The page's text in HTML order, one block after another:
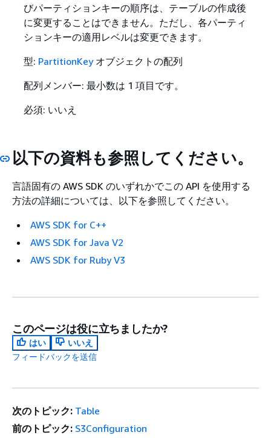
びパーティションキーの順序は、テーブルの作成後
に変更することはできません。ただし、各パーティ
ションキーの適用レベルは変更できます。
型: PartitionKeyオブジェクトの配列
配列メンバー: 最小数は 1 項目です。
必須: いいえ
以下の資料も参照してください。
言語固有の AWS SDK のいずれかでこの API を使用する
方法の詳細については、以下を参照してください。
AWS SDK for C++
AWS SDK for Java V2
AWS SDK for Ruby V3
このページは役に立ちましたか?
はい
いいえ
フィードバックを送信
次のトピック: Table
前のトピック: S3Configuration